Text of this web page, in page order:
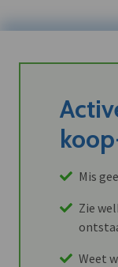
Mis
Zie
Weet